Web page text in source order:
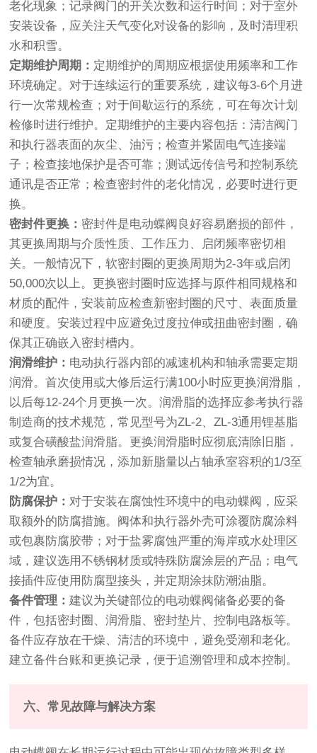
老化现象；记录阀门的开关次数和运行时间；对于室外
安装设备，应关注天气变化对设备的影响，及时清理积
水和积雪。
定期维护周期： 定期维护的周期应根据使用频率和工作
环境确定。对于连续运行的重要系统，建议每3-6个月进
行一次常规检查；对于间歇运行的系统，可在每次计划
检修时进行维护。定期维护的主要内容包括：清洁阀门
和执行器表面的灰尘、油污；检查并紧固电气连接端
子；检查接地保护是否可靠；测试远传信号和控制系统
通讯是否正常；检查密封件的老化情况，必要时进行更
换。
密封件更换： 密封件是电动蝶阀良好容易磨损的部件，
其更换周期与介质性质、工作压力、启闭频率密切相
关。一般情况下，软密封圈的更换周期为2-3年或启闭
50,000次以上。更换密封圈时应选择与原件相同规格和
材质的配件，安装前应检查新密封圈的尺寸、表面质量
和硬度。安装过程中应避免过度拉伸或扭曲密封圈，确
保其正确嵌入密封槽内。
润滑维护： 电动执行器内部的减速机构和轴承需要定期
润滑。首次使用或大修后运行满100小时应更换润滑脂，
以后每12-24个月更换一次。润滑脂的选择应参考执行器
制造商的技术规范，常见型号为ZL-2、ZL-3通用锂基脂
或复合磺酸盐润滑脂。更换润滑脂时应彻底清除旧脂，
检查轴承磨损情况，添加新脂量以占轴承室容积的1/3至
1/2为宜。
防腐保护：对于安装在腐蚀性环境中的电动蝶阀，应采
取额外的防腐措施。阀体和执行器外壳可涂覆防腐涂料
或包裹防腐胶带；对于盐雾腐蚀严重的海岸或水处理区
域，建议选用不锈钢材质或特殊防腐涂层的产品；电气
接插件应使用防腐型接头，并定期涂抹防潮油脂。
备件管理：建议为关键部位的电动蝶阀储备必要的备
件，包括密封圈、润滑脂、密封垫片、控制电路板等。
备件应存放在干燥、清洁的环境中，避免受潮和老化。
建立备件台账和更换记录，便于追溯管理和成本控制。
六、常见故障与解决方案